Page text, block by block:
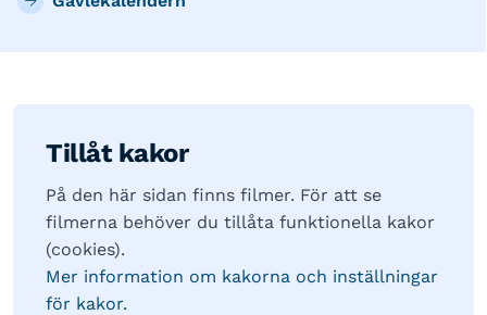
Tillåt kakor
På den här sidan finns filmer. För att se
filmerna behöver du tillåta funktionella kakor
(cookies).
Mer information om kakorna och inställningar
för kakor.